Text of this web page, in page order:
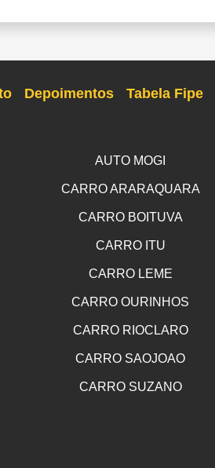
Depoimentos Tabela Fipe
AUTO MOGI
CARRO ARARAQUARA
CARRO BOITUVA
CARRO ITU
CARRO LEME
CARRO OURINHOS
CARRO RIOCLARO
CARRO SAOJOAO
CARRO SUZANO